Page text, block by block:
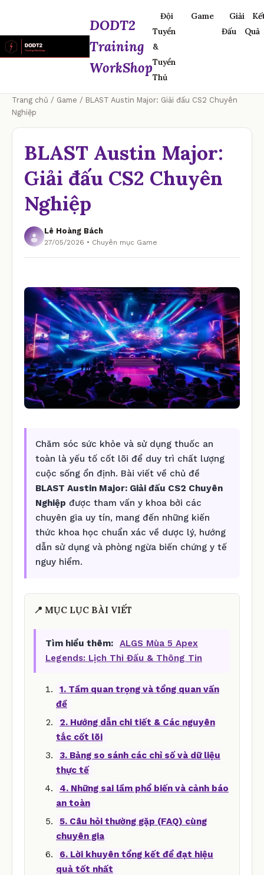
DODT2
Training
WorkShop
Đội
Tuyển
&
Tuyển
Thủ
Game
Giải
Đấu
Quả
Trang chủ / Game / BLAST Austin Major: Giải đấu CS2 Chuyên
Nghiệp
BLAST Austin Major:
Giải đấu CS2 Chuyên
Nghiệp
Lê Hoàng Bách
27/05/2026 • Chuyên mục Game
Chăm sóc sức khỏe và sử dụng thuốc an
toàn là yếu tố cốt lõi để duy trì chất lượng
cuộc sống ổn định. Bài viết về chủ đề
BLAST Austin Major: Giải đấu CS2 Chuyên
Nghiệp được tham vấn y khoa bởi các
chuyên gia uy tín, mang đến những kiến
thức khoa học chuẩn xác về dược lý, hướng
dẫn sử dụng và phòng ngừa biến chứng y tế
nguy hiểm.
📍 MỤC LỤC BÀI VIẾT
Tìm hiểu thêm:
ALGS Mùa 5 Apex
Legends: Lịch Thi Đấu & Thông Tin
1. Tầm quan trọng và tổng quan vấn
đề
2. Hướng dẫn chi tiết & Các nguyên
tắc cốt lõi
3. Bảng so sánh các chỉ số và dữ liệu
thực tế
4. Những sai lầm phổ biến và cảnh báo
an toàn
5. Câu hỏi thường gặp (FAQ) cùng
chuyên gia
6. Lời khuyên tổng kết để đạt hiệu
quả tốt nhất